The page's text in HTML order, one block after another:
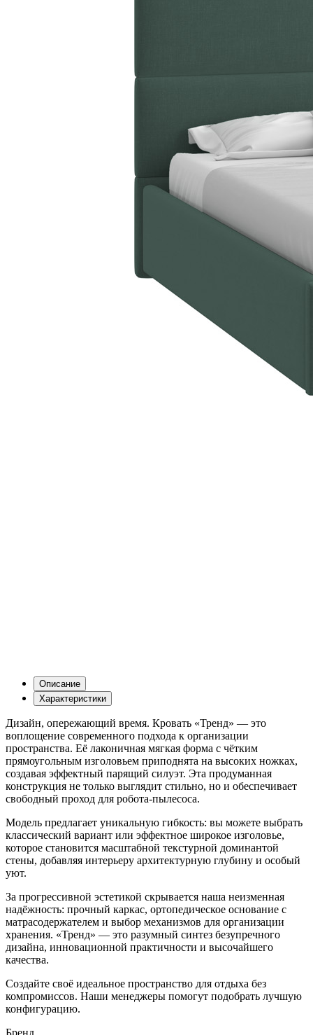
Описание
Характеристики
Дизайн, опережающий время. Кровать «Тренд» — это
воплощение современного подхода к организации
пространства. Её лаконичная мягкая форма с чётким
прямоугольным изголовьем приподнята на высоких ножках,
создавая эффектный парящий силуэт. Эта продуманная
конструкция не только выглядит стильно, но и обеспечивает
свободный проход для робота-пылесоса.
Модель предлагает уникальную гибкость: вы можете выбрать
классический вариант или эффектное широкое изголовье,
которое становится масштабной текстурной доминантой
стены, добавляя интерьеру архитектурную глубину и особый
уют.
За прогрессивной эстетикой скрывается наша неизменная
надёжность: прочный каркас, ортопедическое основание с
матрасодержателем и выбор механизмов для организации
хранения. «Тренд» — это разумный синтез безупречного
дизайна, инновационной практичности и высочайшего
качества.
Создайте своё идеальное пространство для отдыха без
компромиссов. Наши менеджеры помогут подобрать лучшую
конфигурацию.
Бренд